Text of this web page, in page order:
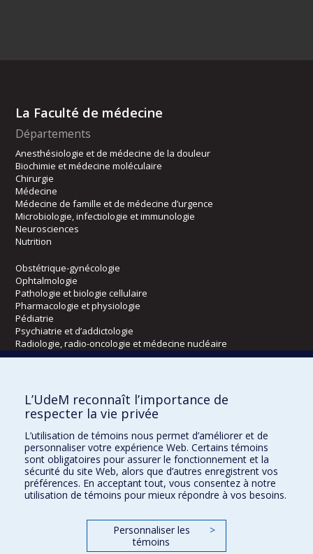
La Faculté de médecine
Départements
Anesthésiologie et de médecine de la douleur
Biochimie et médecine moléculaire
Chirurgie
Médecine
Médecine de famille et de médecine d’urgence
Microbiologie, infectiologie et immunologie
Neurosciences
Nutrition
Obstétrique-gynécologie
Ophtalmologie
Pathologie et biologie cellulaire
Pharmacologie et physiologie
Pédiatrie
Psychiatrie et d’addictologie
Radiologie, radio-oncologie et médecine nucléaire
Kinésiologie et des sciences de l’activité physique
Orthophonie et audiologie
Réadaptation
Directions
DPC
CPASS
L’UdeM reconnaît l’importance de
respecter la vie privée
L’utilisation de témoins nous permet d’améliorer et de
personnaliser votre expérience Web. Certains témoins
sont obligatoires pour assurer le fonctionnement et la
sécurité du site Web, alors que d’autres enregistrent vos
préférences. En acceptant tout, vous consentez à notre
utilisation de témoins pour mieux répondre à vos besoins.
Personnaliser les
témoins
>